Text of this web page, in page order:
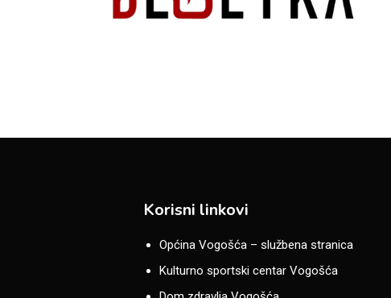
Korisni linkovi
Općina Vogošća – službena stranica
Kulturno sportski centar Vogošća